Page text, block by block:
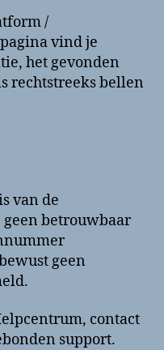
Support
en
contactinformatie
/
vind je
het gevonden
rechtstreeks bellen
van de
betrouwbaar
geen
contact
support.